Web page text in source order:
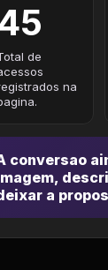
de
na
conversao
a